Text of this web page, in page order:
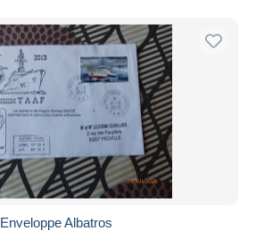
Enveloppe Albatros